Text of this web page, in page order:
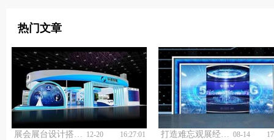
热门文章
展会展台设计搭建公司：一站式服务，让您无忧参展 12-20 16:27:01 打造难忘观展经历？上海展厅展览设计公司的独特视角！ 08-14